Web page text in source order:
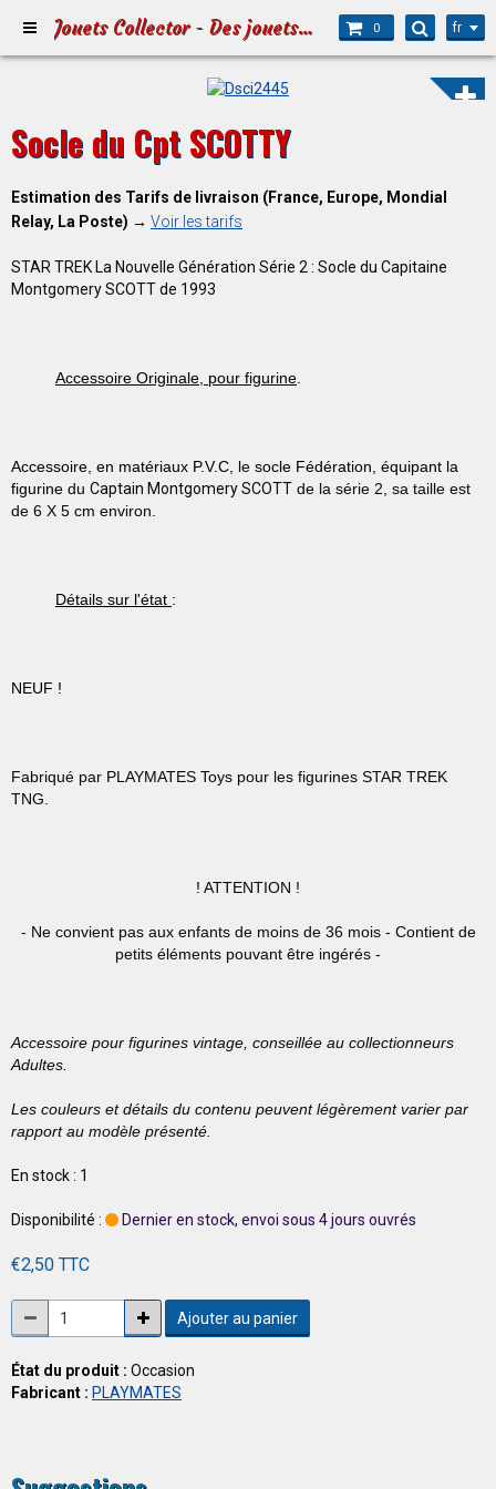
Jouets Collector - Des jouets pour Petits et Grands 0 fr
Socle du Cpt SCOTTY
Estimation des Tarifs de livraison (France, Europe, Mondial
Relay, La Poste) → Voir les tarifs
STAR TREK La Nouvelle Génération Série 2 : Socle du Capitaine
Montgomery SCOTT de 1993
Accessoire Originale, pour figurine
Accessoire, en matériaux P.V.C, le socle Fédération , équipant la
figurine du Captain Montgomery SCOTT de la série 2, sa taille est
de 6 X 5 cm environ.
Détails sur l'état :
NEUF !
Fabriqué par PLAYMATES Toys pour les figurines STAR TREK
TNG.
! ATTENTION !
- Ne convient pas aux enfants de moins de 36 mois - Contient de
petits éléments pouvant être ingérés -
Accessoire pour figurines vintage, conseillée au collectionneurs
Adultes.
Les couleurs et détails du contenu peuvent légèrement varier par
rapport au modèle présenté.
En stock : 1
Disponibilité : Dernier en stock, envoi sous 4 jours ouvrés
€2,50 TTC
Ajouter au panier
État du produit : Occasion
Fabricant : PLAYMATES